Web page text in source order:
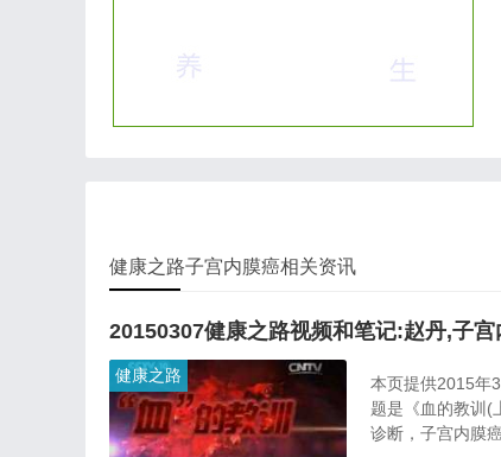
健康之路子宫内膜癌相关资讯
20150307健康之路视频和笔记:赵丹,子
健康之路
本页提供2015年
题是《血的教训(
诊断，子宫内膜